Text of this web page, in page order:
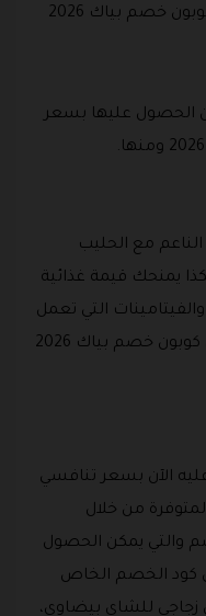
خصم بياك 2026
الحصول عليها بسعر
مع الحليب
يمنحك قيمة غذائية
التي تعمل
على تقوية العظام، ومتوفر من خلال كوبون خصم بياك 2026
الآن بسعر تنافسي
بياك حتى 50% المتوفرة من خلال
والتي يمكن الحصول
كود الخصم الخاص
زجاجي للشاي بيضاوي،